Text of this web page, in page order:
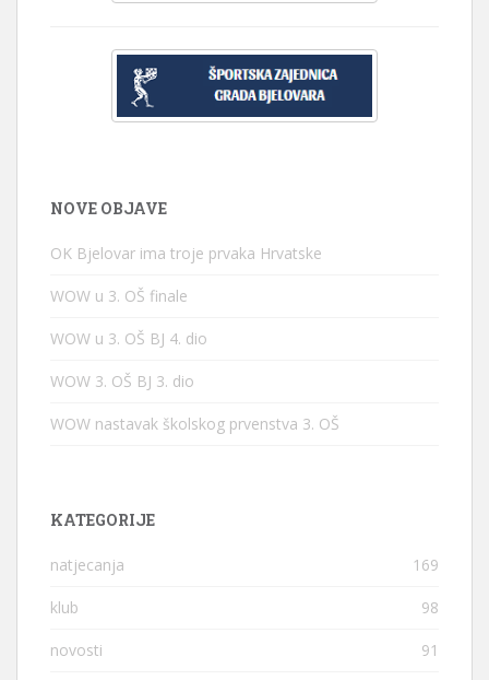
NOVE OBJAVE
OK Bjelovar ima troje prvaka Hrvatske
WOW u 3. OŠ finale
WOW u 3. OŠ BJ 4. dio
WOW 3. OŠ BJ 3. dio
WOW nastavak školskog prvenstva 3. OŠ
KATEGORIJE
natjecanja 169
klub 98
novosti 91